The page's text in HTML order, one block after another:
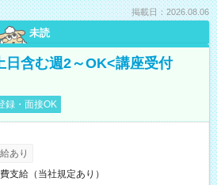
掲載日：2026.08.06
未読
日含む週2～OK<講座受付
録・面接OK
あり
支給（当社規定あり）